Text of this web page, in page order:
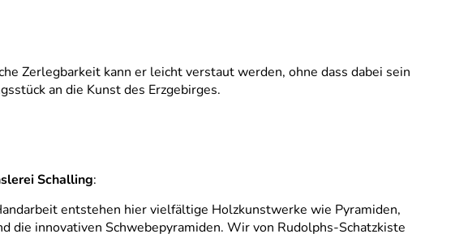
Zerlegbarkeit kann er leicht verstaut werden, ohne dass dabei sein
an die Kunst des Erzgebirges.
Schalling:
entstehen hier vielfältige Holzkunstwerke wie Pyramiden,
die innovativen Schwebepyramiden. Wir von Rudolphs-Schatzkiste